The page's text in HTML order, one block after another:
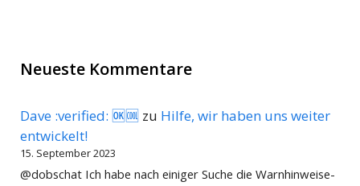
Neueste Kommentare
Dave :verified: 🆗🆒 zu Hilfe, wir haben uns weiter
entwickelt!
15. September 2023
@dobschat Ich habe nach einiger Suche die Warnhinweise-